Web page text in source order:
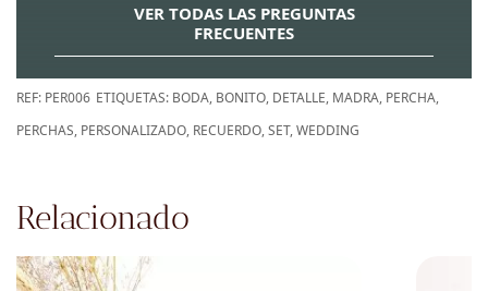
VER TODAS LAS PREGUNTAS
FRECUENTES
REF: PER006 ETIQUETAS: BODA, BONITO, DETALLE, MADRA, PERCHA,
PERCHAS, PERSONALIZADO, RECUERDO,SET,WEDDING
Relacionado